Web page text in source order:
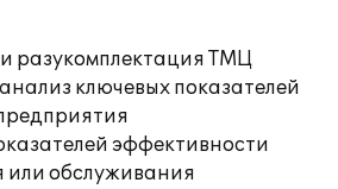
разукомплектация ТМЦ
ключевых показателей
эффективности
или обслуживания